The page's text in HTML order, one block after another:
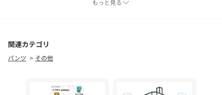
スポーティーでありながら上品さも兼ね備えた1本。
■素材
凹凸感や色差を出すことで合繊素材ながらも表情のある生地感。
もっと見る
関連カテゴリ
パンツ その他